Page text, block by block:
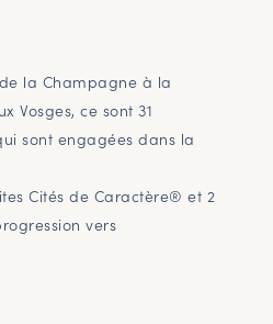
la Champagne à la
Vosges, ce sont 31
sont engagées dans la
Cités de Caractère® et 2
vers